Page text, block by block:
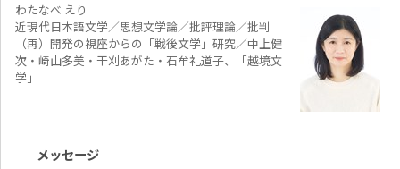
わたなべ えり
近現代日本語文学／思想文学論／批評理論／批判
（再）開発の視座からの「戦後文学」研究／中上健
次・崎山多美・干刈あがた・石牟礼道子、「越境文
学」
メッセージ